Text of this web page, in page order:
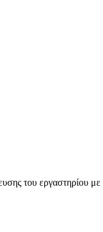
του εργαστηρίου με